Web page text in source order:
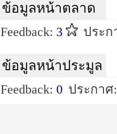
ข้อมูลหน้าตลาด
Feedback: 3 ประก
ข้อมูลหน้าประมูล
Feedback: 0 ประกาศ